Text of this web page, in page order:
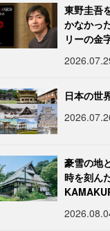
東野圭吾
かなかっ
リーの金
日本の世
豪雪の地
時を刻ん